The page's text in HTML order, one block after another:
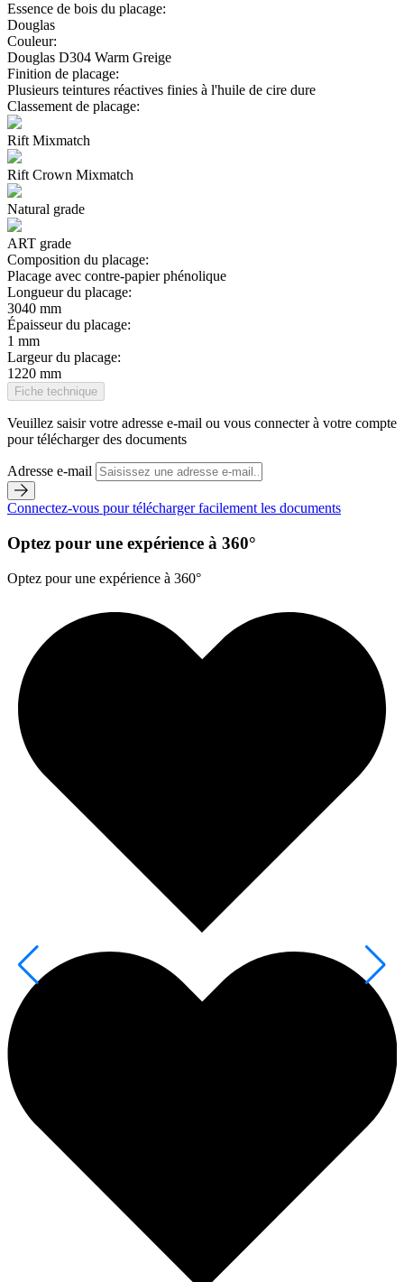
Essence de bois du placage:
Douglas
Couleur:
Douglas D304 Warm Greige
Finition de placage:
Plusieurs teintures réactives finies à l'huile de cire dure
Classement de placage:
Rift Mixmatch
Rift Crown Mixmatch
Natural grade
ART grade
Composition du placage:
Placage avec contre-papier phénolique
Longueur du placage:
3040 mm
Épaisseur du placage:
1 mm
Largeur du placage:
1220 mm
Fiche technique
Veuillez saisir votre adresse e-mail ou vous connecter à votre compte
pour télécharger des documents
Adresse e-mail
Connectez-vous pour télécharger facilement les documents
Optez pour une expérience à 360°
Optez pour une expérience à 360°